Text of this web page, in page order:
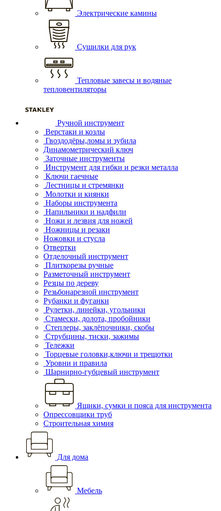
Электрические камины
Сушилки для рук
Тепловые завесы и водяные
тепловентиляторы
Ручной инструмент
Верстаки и козлы
Гвоздодёры,ломы и зубила
Динамометрический ключ
Заточные инструменты
Инструмент для гибки и резки металла
Ключи гаечные
Лестницы и стремянки
Молотки и киянки
Наборы инструмента
Напильники и надфили
Ножи и лезвия для ножей
Ножницы и резаки
Ножовки и стусла
Отвертки
Отделочный инструмент
Плиткорезы ручные
Разметочный инструмент
Резцы по дереву
Резьбонарезной инструмент
Рубанки и фуганки
Рулетки, линейки, угольники
Стамески, долота, пробойники
Степлеры, заклёпочники, скобы
Струбцины, тиски, зажимы
Тележки
Торцевые головки,ключи и трещотки
Уровни и правила
Шарнирно-губцевый инструмент
Ящики, сумки и пояса для инструмента
Опрессовщики труб
Строительная химия
Для дома
Мебель